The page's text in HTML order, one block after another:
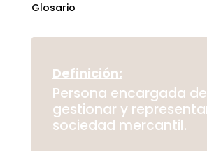
Glosario
Definición:
Persona encargada de
gestionar y
sociedad mercantil.